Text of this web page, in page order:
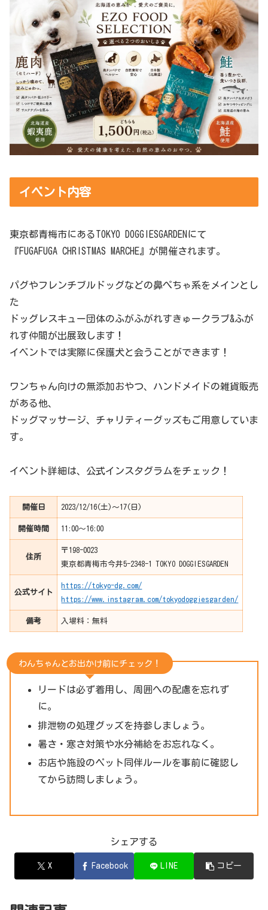
イベント内容
東京都青梅市にあるTOKYO DOGGIESGARDENにて
『FUGAFUGA CHRISTMAS MARCHE』が開催されます。
パグやフレンチブルドッグなどの鼻ぺちゃ系をメインとし
た
ドッグレスキュー団体のふがふがれすきゅークラブ&ふが
れす仲間が出展致します！
イベントでは実際に保護犬と会うことができます！
ワンちゃん向けの無添加おやつ、ハンドメイドの雑貨販売
がある他、
ドッグマッサージ、チャリティーグッズもご用意していま
す。
イベント詳細は、公式インスタグラムをチェック！
開催日 2023/12/16(土)〜17(日)
開催時間 11:00〜16:00
住所
〒198-0023
東京都青梅市今井5-2348-1 TOKYO DOGGIESGARDEN
公式サイト
https://tokyo-dg.com/
https://www.instagram.com/tokyodoggiesgarden/
備考 入場料：無料
わんちゃんとお出かけ前にチェック！
リードは必ず着用し、周囲への配慮を忘れず
に。
排泄物の処理グッズを持参しましょう。
暑さ・寒さ対策や水分補給をお忘れなく。
お店や施設のペット同伴ルールを事前に確認し
てから訪問しましょう。
シェアする
X Facebook LINE コピー